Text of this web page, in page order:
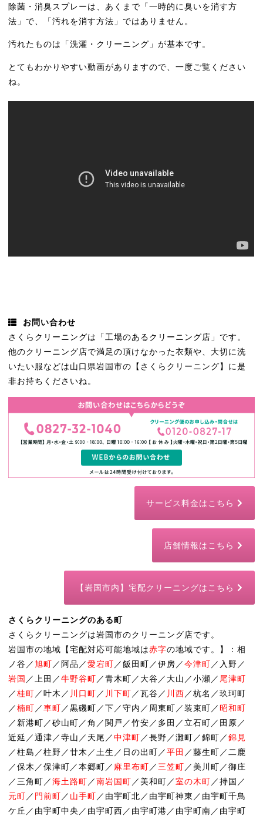
除菌・消臭スプレーは、あくまで「一時的に臭いを消す方
法」で、「汚れを消す方法」ではありません。
汚れたものは「洗濯・クリーニング」が基本です。
とてもわかりやすい動画がありますので、一度ご覧ください
ね。
お問い合わせ
さくらクリーニングは「工場のあるクリーニング店」です。
他のクリーニング店で満足の頂けなかった衣類や、大切に洗
いたい服などは山口県岩国市の【さくらクリーニング】に是
非お持ちくださいね。
サービス料金はこちら
店舗情報はこちら
【岩国市内】宅配クリーニングはこちら
さくらクリーニングのある町
さくらクリーニングは岩国市のクリーニング店です。
岩国市の地域【宅配対応可能地域は赤字の地域です。】：相
ノ谷／旭町 ／阿品／愛宕町 ／飯田町／伊房／今津町 ／入野／
岩国 ／上田／牛野谷町 ／青木町／大谷／大山／小瀬／ 尾津町
／桂町 ／叶木／ 川口町 ／ 川下町 ／瓦谷／ 川西 ／杭名／玖珂町
／楠町 ／車町 ／黒磯町／下／守内／周東町／装束町／ 昭和町
／新港町／砂山町／角／関戸／竹安／多田／立石町／田原／
近延／通津／寺山／天尾／中津町 ／長野／灘町／錦町／錦見
／柱島／柱野／廿木／土生／日の出町／平田 ／藤生町／二鹿
／保木／保津町／本郷町／ 麻里布町 ／ 三笠町 ／美川町／御庄
／三角町／海土路町 ／南岩国町 ／美和町／室の木町 ／持国／
元町 ／ 門前町 ／ 山手町 ／由宇町北／由宇町神東／由宇町千鳥
ケ丘／由宇町中央／由宇町西／由宇町港／由宇町南／由宇町